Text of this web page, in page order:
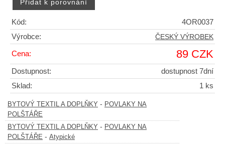
Kód:
4OR0037
Výrobce:
ČESKÝ VÝROBEK
Cena: 89 CZK
Dostupnost:
dostupnost 7dní
Sklad:
1 ks
BYTOVÝ TEXTIL A DOPLŇKY - POVLAKY NA
POLŠTÁŘE
BYTOVÝ TEXTIL A DOPLŇKY - POVLAKY NA
POLŠTÁŘE - Atypické